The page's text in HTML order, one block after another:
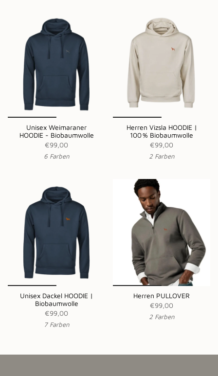
Unisex Weimaraner
HOODIE - Biobaumwolle
€99,00
6 Farben
Herren Vizsla HOODIE |
100 % Biobaumwolle
€99,00
2 Farben
Unisex Dackel HOODIE |
Biobaumwolle
€99,00
7 Farben
Herren PULLOVER
€99,00
2 Farben